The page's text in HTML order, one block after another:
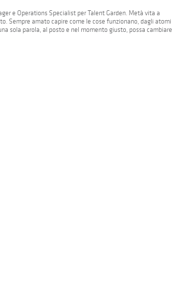
e Operations Specialist per Talent Garden. Metà vita a
Sempre amato capire come le cose funzionano, dagli atomi
sola parola, al posto e nel momento giusto, possa cambiare